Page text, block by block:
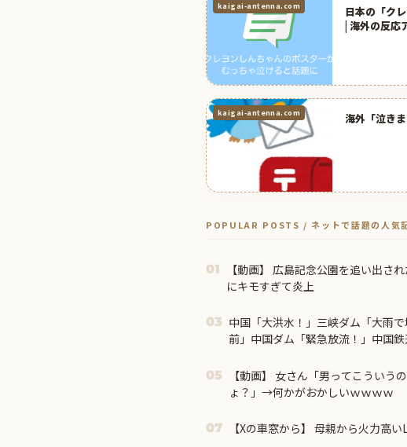
kaigai-antenna.com
日本の「ク
| 海外の反応
kaigai-antenna.com 海外「泣き
POPULAR POSTS / ネットで話題の人気
01
【動画】 広島記念公園を追い出さ
にキモすぎて炎上
03 中国「大洪水！」三峡ダム「大雨
前」中国ダム「緊急放流！」中国
勢力「え」→
05
【動画】 女さん「男ってこういう
ょ？」→何かがおかしいｗｗｗｗ
07 【Xの車窓から】 母親から火力高